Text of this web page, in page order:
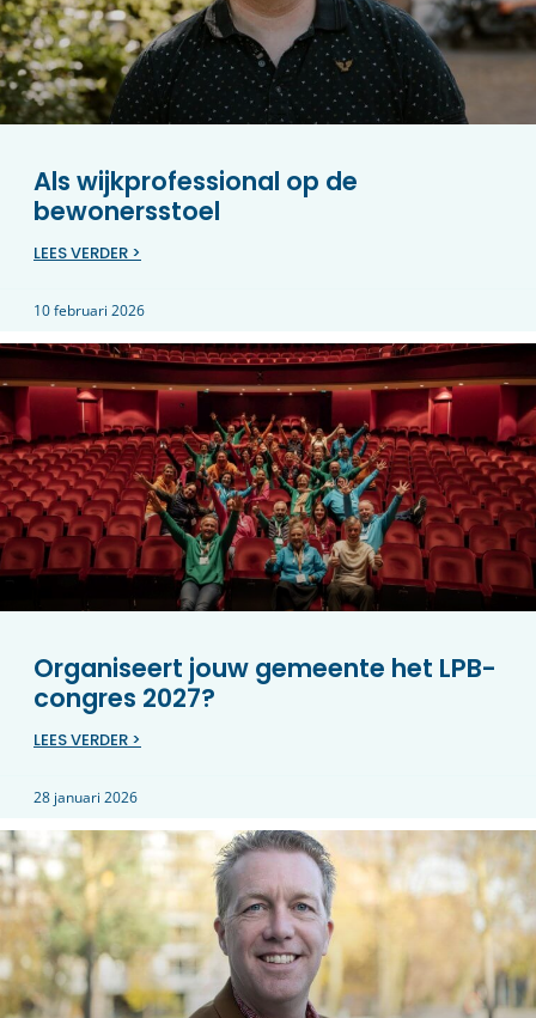
Als wijkprofessional op de
bewonersstoel
LEES VERDER >
10 februari 2026
Organiseert jouw gemeente het LPB-
congres 2027?
LEES VERDER >
28 januari 2026